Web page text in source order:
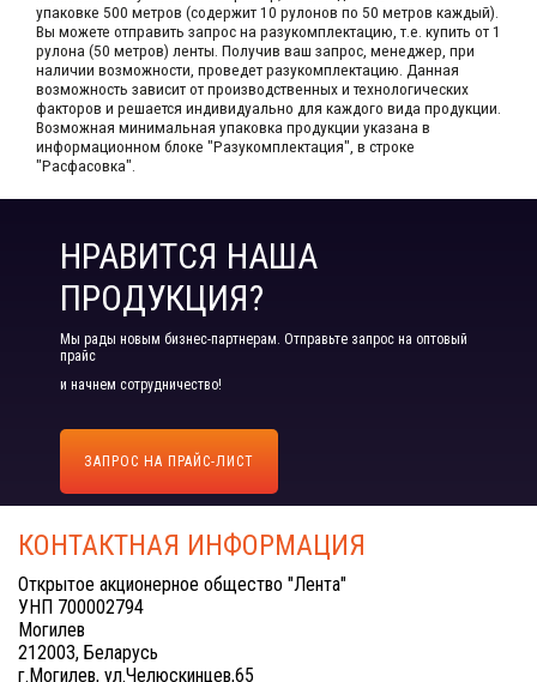
упаковке 500 метров (содержит 10 рулонов по 50 метров каждый).​
Вы можете отправить запрос на разукомплектацию, т.е. купить от 1
рулона (50 метров) ленты. Получив ваш запрос,​ менеджер, при
наличии возможности, проведет разукомплектацию. Данная
возможность зависит от производственных​ и технологических
факторов и решается индивидуально для каждого вида продукции.​
Возможная минимальная упаковка продукции указана в
информационном блоке "Разукомплектация", в строке
"Расфасовка".
НРАВИТСЯ НАША
ПРОДУКЦИЯ?
Мы рады новым бизнес-партнерам. Отправьте запрос на оптовый
прайс
и начнем сотрудничество!
ЗАПРОС НА ПРАЙС-ЛИСТ
КОНТАКТНАЯ ИНФОРМАЦИЯ
Открытое акционерное общество "Лента"
УНП 700002794
Могилев
212003, Беларусь
г.Могилев, ул.Челюскинцев,65